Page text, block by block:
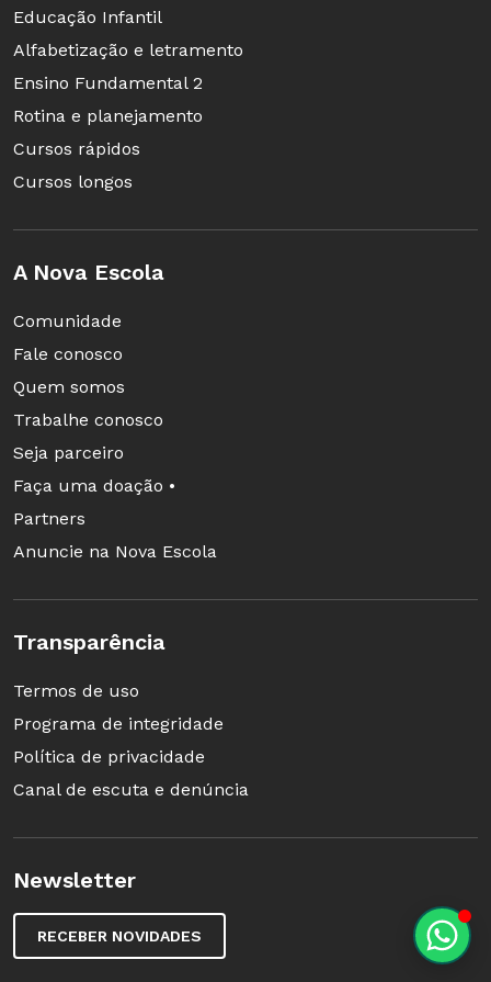
Educação Infantil
Alfabetização e letramento
Ensino Fundamental 2
Rotina e planejamento
Cursos rápidos
Cursos longos
A Nova Escola
Comunidade
Fale conosco
Quem somos
Trabalhe conosco
Seja parceiro
Faça uma doação •
Partners
Anuncie na Nova Escola
Transparência
Termos de uso
Programa de integridade
Política de privacidade
Canal de escuta e denúncia
Newsletter
RECEBER NOVIDADES